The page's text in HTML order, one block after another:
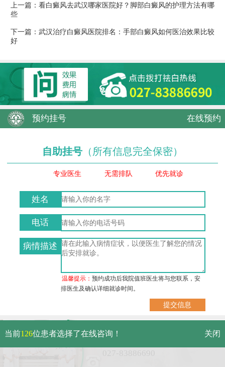
上一篇： 看白癜风去武汉哪家医院好？脚部白癜风的护理方法有哪
些
下一篇： 武汉治疗白癜风医院排名：手部白癜风如何医治效果比较
好
预约挂号 在线预约
自助挂号 （所有信息完全保密）
专业医生 无需排队 优先就诊
姓名
电话
病情描述
温馨提示：预约成功后我院值班医生将与您联系，安
排医生及确认详细就诊时间。
武汉市硚口区解放大道479号
免费电话：
当前126位患者选择了在线咨询！ 关闭